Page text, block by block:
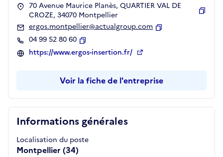
Informations générales
Localisation du poste
Montpellier (34)
70 Avenue Maurice Planès, QUARTIER VAL DE
CROZE, 34070 Montpellier
ergos.montpellier@actualgroup.com
04 99 52 80 60
Copier
https://www.ergos-insertion.fr/
Voir la fiche de l'entreprise